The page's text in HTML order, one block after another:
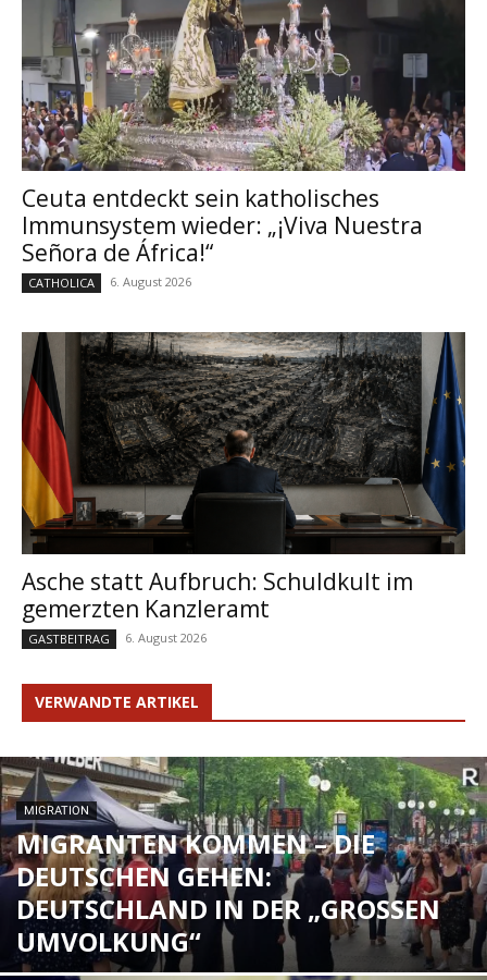
Ceuta entdeckt sein katholisches
Immunsystem wieder: „¡Viva Nuestra
Señora de África!“
CATHOLICA 6. August 2026
Asche statt Aufbruch: Schuldkult im
gemerzten Kanzleramt
GASTBEITRAG 6. August 2026
VERWANDTE ARTIKEL
MIGRATION
MIGRANTEN KOMMEN – DIE
DEUTSCHEN GEHEN:
DEUTSCHLAND IN DER „GROSSEN U
MVOLKUNG“